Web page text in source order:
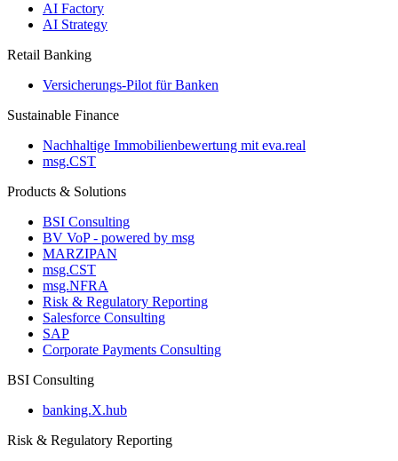
AI Factory
AI Strategy
Retail Banking
Versicherungs-​Pilot für Banken
Sustainable Finance
Nachhaltige Immobilienbewertung mit eva.real
msg.CST
Products & Solutions
BSI Consulting
BV VoP - powered by msg
MARZIPAN
msg.CST
msg.NFRA
Risk & Regulatory Reporting
Salesforce Consulting
SAP
Corporate Payments Consulting
BSI Consulting
banking.X.hub
Risk & Regulatory Reporting